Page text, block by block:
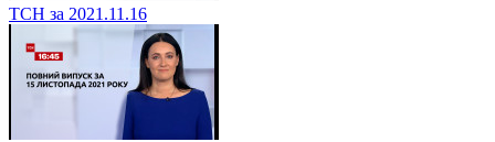
ТСН за 2021.11.16